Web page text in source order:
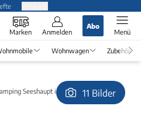
Marken Anmelden
Abo
Menü
Wohnwagen Zubehör
Seeshaupt in Seeshaupt11 Bilder